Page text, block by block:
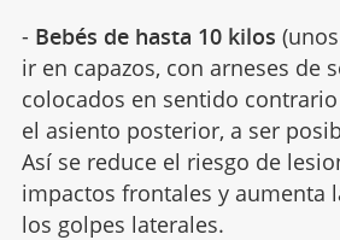
- Bebés de hasta 10 kilos (unos
ir en capazos, con arneses de
colocados en sentido
el asiento posterior, a ser
Así se reduce el riesgo de
impactos frontales y aumenta
los golpes laterales.